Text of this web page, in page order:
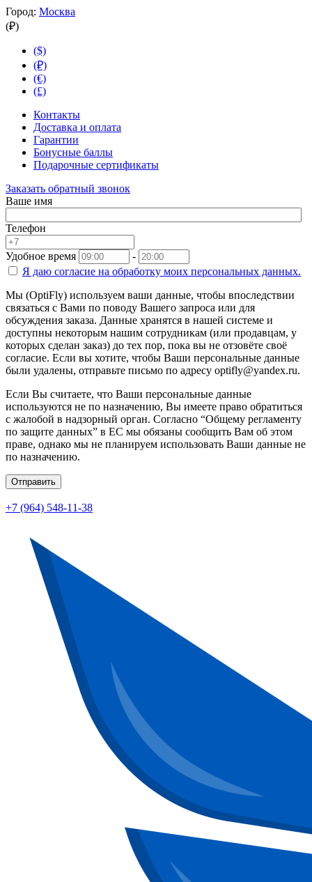
Город: Москва
(₽)
($)
(₽)
(€)
(£)
Контакты
Доставка и оплата
Гарантии
Бонусные баллы
Подарочные сертификаты
Заказать обратный звонок
Ваше имя
Телефон
Удобное время
-
Я даю согласие на обработку моих персональных данных.
Мы (OptiFly) используем ваши данные, чтобы впоследствии
связаться с Вами по поводу Вашего запроса или для
обсуждения заказа. Данные хранятся в нашей системе и
доступны некоторым нашим сотрудникам (или продавцам, у
которых сделан заказ) до тех пор, пока вы не отзовёте своё
согласие. Если вы хотите, чтобы Ваши персональные данные
были удалены, отправьте письмо по адресу optifly@yandex.ru.
Если Вы считаете, что Ваши персональные данные
используются не по назначению, Вы имеете право обратиться
с жалобой в надзорный орган. Согласно “Общему регламенту
по защите данных” в ЕС мы обязаны сообщить Вам об этом
праве, однако мы не планируем использовать Ваши данные не
по назначению.
Отправить
+7 (964) 548-11-38